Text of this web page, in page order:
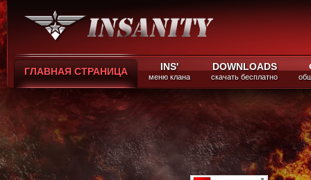
ГЛАВНАЯ СТРАНИЦА INS'
меню клана
DOWNLOADS
скачать бесплатно